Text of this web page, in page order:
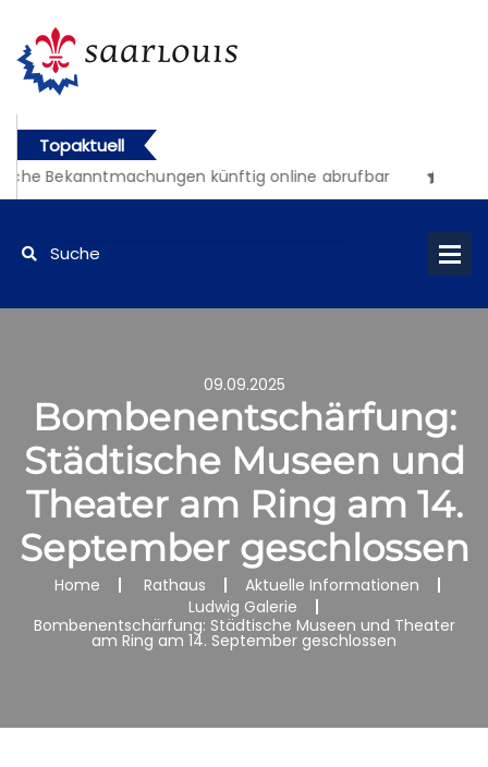
Topaktuell
Bekanntmachungen künftig online abrufbar
09.09.2025
Bombenentschärfung:
Städtische Museen und
Theater am Ring am 14.
September geschlossen
Home Rathaus
Aktuelle Informationen
Ludwig Galerie
Bombenentschärfung: Städtische Museen und Theater
am Ring am 14. September geschlossen